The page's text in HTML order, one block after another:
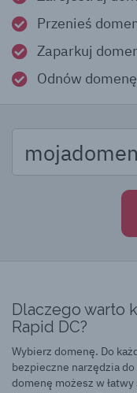
Przenieś
Zaparkuj
Odnów domenę
Dlaczego warto
Rapid DC?
Wybierz domenę. Do
bezpieczne narzędzia
domenę możesz w